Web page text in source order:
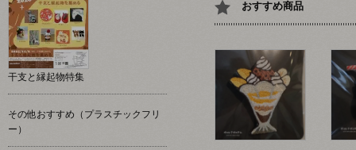
おすすめ商品
干支と縁起物特集
その他おすすめ（プラスチックフリ
ー）